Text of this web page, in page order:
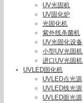
UV光固机
UV固化炉
光固化机
紫外线杀菌机
UV光固化设备
小型UV光固机
进口UV光固机
UVLED固化机
UVLED点光源
UVLED线光源
UVLED面光源